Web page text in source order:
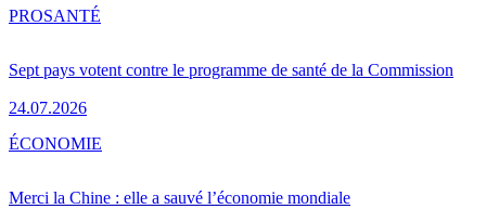
Sept pays votent contre le programme de santé de la Commission
24.07.2026
PROSANTÉ
Merci la Chine : elle a sauvé l’économie mondiale
ÉCONOMIE